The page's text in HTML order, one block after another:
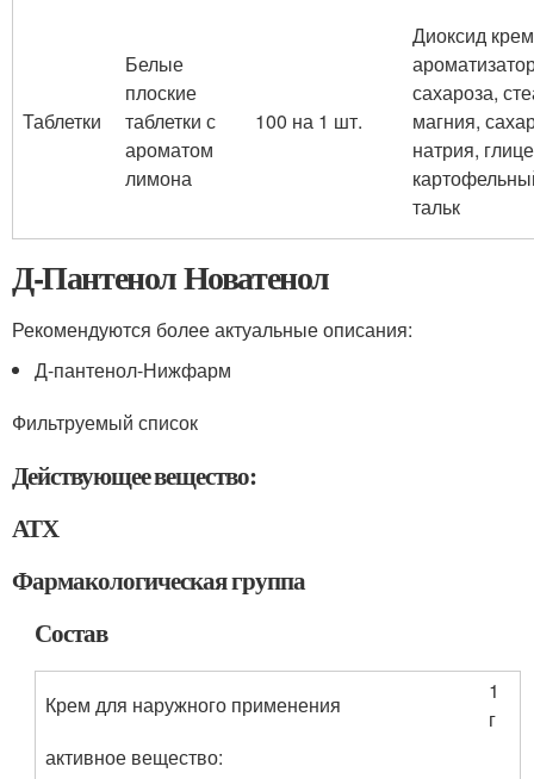
Таблетки
Белые
плоские
таблетки с
ароматом
лимона
100 на 1 шт.
Диоксид
сахароза,
магния,
натрия,
тальк
Д-Пантенол Новатенол
Рекомендуются более актуальные описания:
Д-пантенол-Нижфарм
Фильтруемый список
Действующее вещество:
АТХ
Фармакологическая группа
Состав
Крем для наружного применения
1
г
активное вещество: